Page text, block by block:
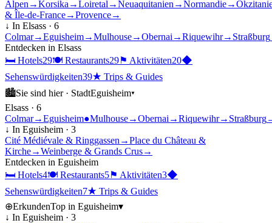
Alpen →Korsika →Loiretal →Neuaquitanien →Normandie→
& Île-de-France→Provence→
↓ In Elsass · 6
Colmar→Eguisheim→Mulhouse→Obernai →Riquewihr→ Straßburg
Entdecken in Elsass
🛏 Hotels29🍽 Restaurants29⚑ Aktivitäten20◆
Sehenswürdigkeiten39★ Trips & Guides
🏙Sie sind hier · StadtEguisheim▾
Elsass · 6
Colmar→Eguisheim●Mulhouse→Obernai →Riquewihr→ Straßburg
↓ In Eguisheim · 3
Cité Médiévale & Ringgassen →Place du Château &
Kirche→Weinberge & Grands Crus→
Entdecken in Eguisheim
🛏 Hotels4🍽 Restaurants5⚑ Aktivitäten3◆
Sehenswürdigkeiten7★ Trips & Guides
⊕ErkundenTop in Eguisheim▾
↓ In Eguisheim · 3